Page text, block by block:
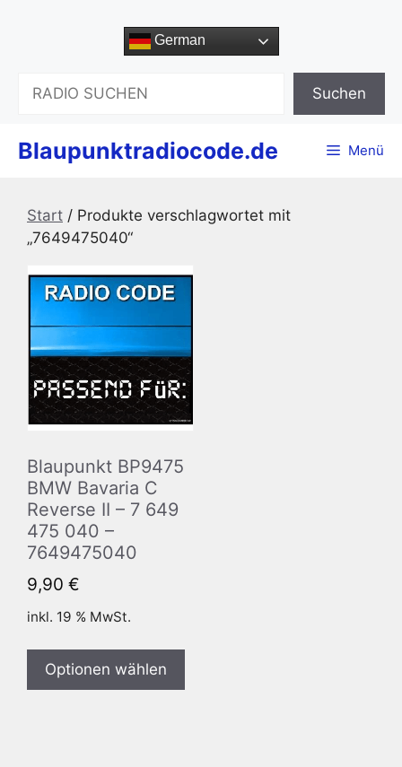
German
Suchen
Blaupunktradiocode.de Menü
Start / Produkte verschlagwortet mit
„7649475040“
Blaupunkt BP9475
BMW Bavaria C
Reverse II – 7 649
475 040 –
7649475040
9,90 €
inkl. 19 % MwSt.
Optionen wählen